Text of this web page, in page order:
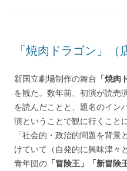
「焼肉ドラゴン」（
新国立劇場制作の舞台 「焼肉
を観た。数年前、初演が読売
を読んだことと、題名のイン
演ということで観に行くこと
「社会的・政治的問題を背
けていて（自発的に興味津々
青年団の 「冒険王」「新冒険